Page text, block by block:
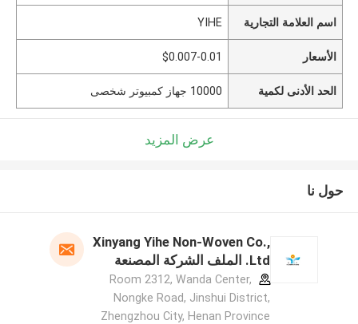
اسم العلامة التجارية YIHE
الأسعار $0.007-0.01
الحد الأدنى لكمية 10000 جهاز كمبيوتر شخصى
عرض المزيد
حول نا
Xinyang Yihe Non-Woven Co.,
Ltd. الملف الشركة المصنعة
Room 2312, Wanda Center,
Nongke Road, Jinshui District,
Zhengzhou City, Henan Province